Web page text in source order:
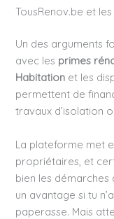
TousRenov.be et
Un des arguments
avec les primes
Habitation et les
permettent de
travaux d’isolation
La plateforme met
propriétaires, et
bien les démarches
un avantage si tu
paperasse. Mais